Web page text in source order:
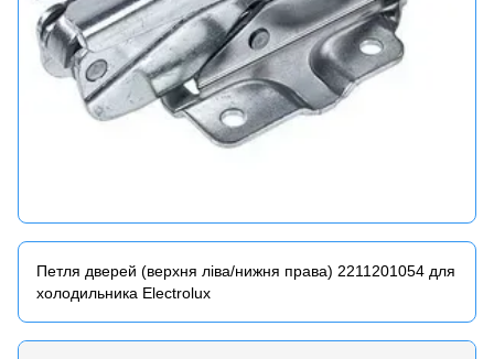
Петля дверей (верхня ліва/нижня права) 2211201054 для
холодильника Electrolux